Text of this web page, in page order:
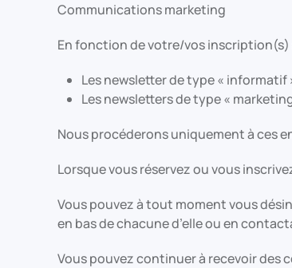
Communications marketing
En fonction de votre/vos inscription(s)
Les newsletter de type « informatif
Les newsletters de type «
Nous procéderons uniquement à ces
Lorsque vous réservez ou vous
Vous pouvez à tout moment vous
en bas de chacune d’elle ou en
Vous pouvez continuer à recevoir des